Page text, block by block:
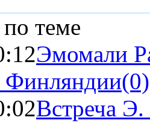
теме
Эмомали
Финляндии(0)
Встреча